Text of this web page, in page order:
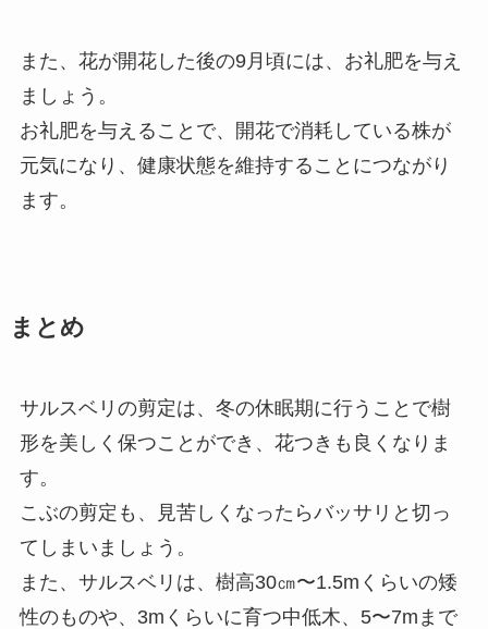
また、花が開花した後の9月頃には、お礼肥を与え
ましょう。
お礼肥を与えることで、開花で消耗している株が
元気になり、健康状態を維持することにつながり
ます。
まとめ
サルスベリの剪定は、冬の休眠期に行うことで樹
形を美しく保つことができ、花つきも良くなりま
す。
こぶの剪定も、見苦しくなったらバッサリと切っ
てしまいましょう。
また、サルスベリは、樹高30㎝〜1.5mくらいの矮
性のものや、3mくらいに育つ中低木、5〜7mまで